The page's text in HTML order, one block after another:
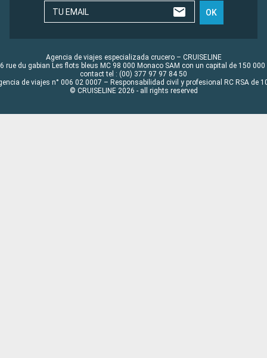
TU EMAIL OK
Agencia de viajes especializada crucero – CRUISELINE
rue du gabian Les flots bleus MC 98 000 Monaco SAM con un capital de 150 000
contact tel : (00) 377 97 97 84 50
de viajes n° 006 02 0007 – Responsabilidad civil y profesional RC RSA de
© CRUISELINE 2026 - all rights reserved